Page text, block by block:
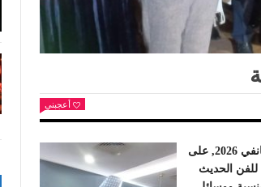
أعجبني
اشرفت وزيرة الشؤون الثقافية السيدة أمينة الصرارفي مساء السبت 24 جانفي 2026, على
للفن الحديث